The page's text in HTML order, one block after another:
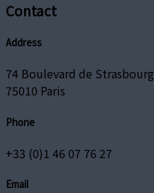
Contact
Address
74 Boulevard de Strasbourg
75010 Paris
Phone
+33 (0)1 46 07 76 27
Email